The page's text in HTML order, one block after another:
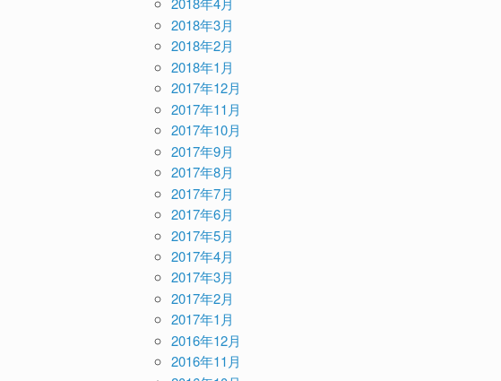
2018年3月
2018年2月
2018年1月
2017年12月
2017年11月
2017年10月
2017年9月
2017年8月
2017年7月
2017年6月
2017年5月
2017年4月
2017年3月
2017年2月
2017年1月
2016年12月
2016年11月